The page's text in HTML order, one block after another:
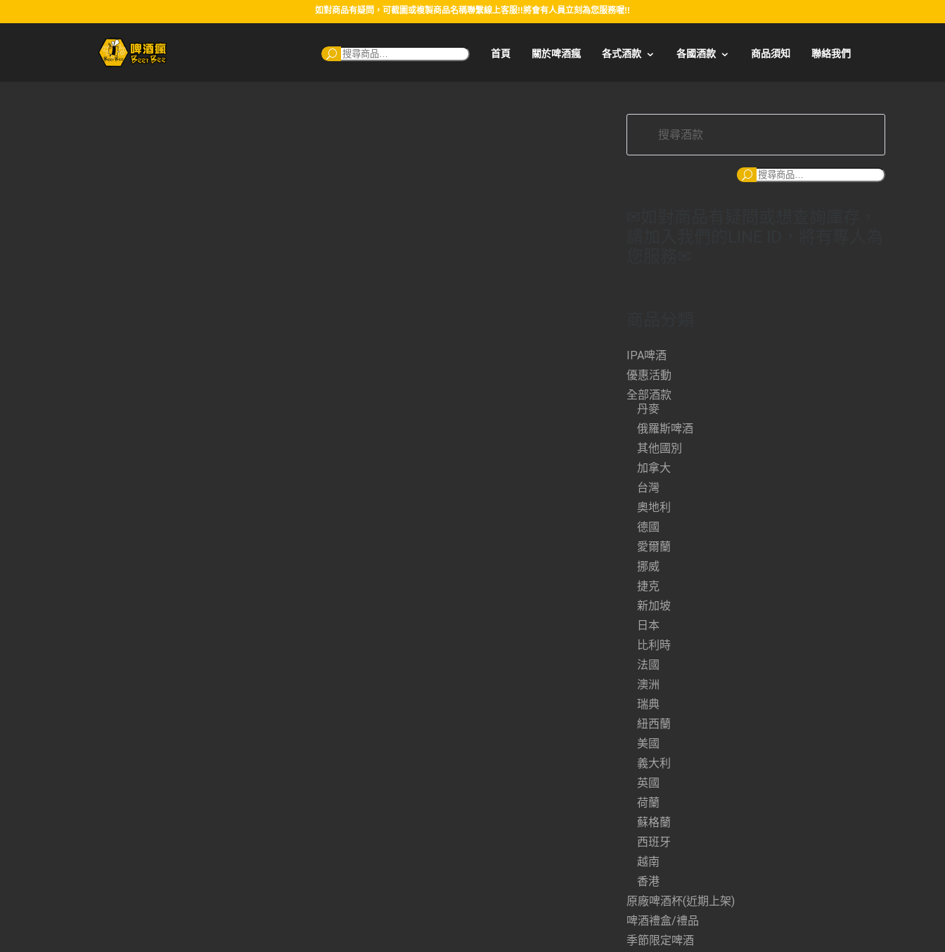
如對商品有疑問，可截圖或複製商品名稱聯繫線上客服!!將會有人員立刻為您服務喔!!
搜
尋：
首頁 關於啤酒瘋 各式酒款 各國酒款 商品須知 聯絡我們
搜
IPA啤酒
優惠活動
全部酒款
丹麥
俄羅斯啤酒
其他國別
加拿大
台灣
奧地利
德國
愛爾蘭
挪威
捷克
新加坡
日本
比利時
法國
澳洲
瑞典
紐西蘭
美國
義大利
英國
荷蘭
蘇格蘭
西班牙
越南
香港
原廠啤酒杯(近期上架)
啤酒禮盒/禮品
季節限定啤酒